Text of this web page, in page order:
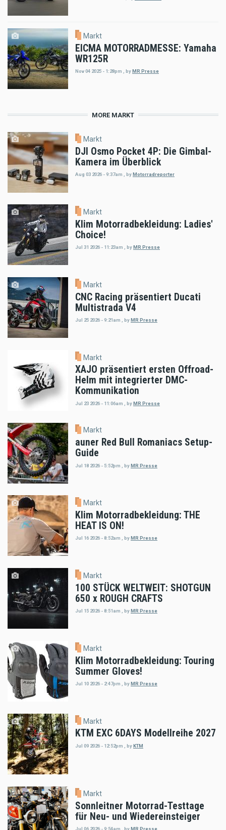
Markt
EICMA MOTORRADMESSE: Yamaha
WR125R
Nov 04 2025 - 1:28pm byMR Presse
MORE MARKT
Markt
DJI Osmo Pocket 4P: Die Gimbal-
Kamera im Überblick
Aug 03 2026 - 9:37am , by Motorradreporter
Markt
Klim Motorradbekleidung: Ladies'
Choice!
Jul 31 2026 - 11:23am byMR Presse
Markt
CNC Racing präsentiert Ducati
Multistrada V4
Jul 25 2026 - 9:21am byMR Presse
Markt
XAJO präsentiert ersten Offroad-
Helm mit integrierter DMC-
Kommunikation
Jul 23 2026 - 11:06am byMR Presse
Markt
auner Red Bull Romaniacs Setup-
Guide
Jul 18 2026 - 5:52pm byMR Presse
Markt
Klim Motorradbekleidung: THE
HEAT IS ON!
Jul 16 2026 - 8:52am , byMR Presse
Markt
100 STÜCK WELTWEIT: SHOTGUN
650 x ROUGH CRAFTS
Jul 15 2026 - 8:51am byMR Presse
Markt
Klim Motorradbekleidung: Touring
Summer Gloves!
Jul 10 2026 - 2:47pm byMR Presse
Markt
KTM EXC 6DAYS Modellreihe 2027
Jul 09 2026 - 12:52pm byKTM
Markt
Sonnleitner Motorrad-Testtage
für Neu- und Wiedereinsteiger